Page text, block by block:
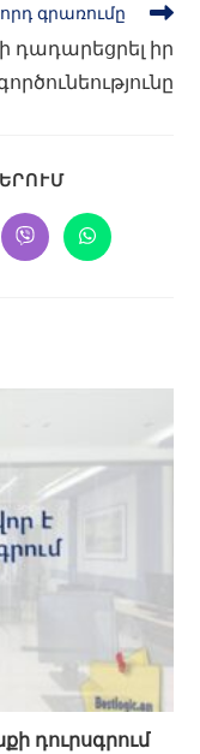
գրառումը
դադարեցրել իր
դուրսգրում